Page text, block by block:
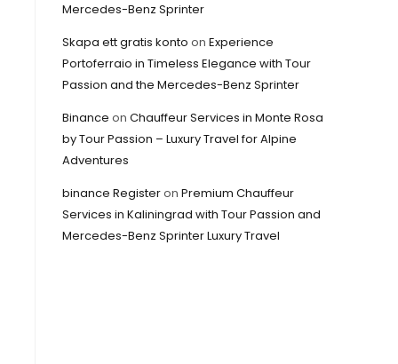
Mercedes-Benz Sprinter
Skapa ett gratis konto on Experience
Portoferraio in Timeless Elegance with Tour
Passion and the Mercedes-Benz Sprinter
Binance on Chauffeur Services in Monte Rosa
by Tour Passion – Luxury Travel for Alpine
Adventures
binance Registeron Premium Chauffeur
Services in Kaliningrad with Tour Passion and
Mercedes-Benz Sprinter Luxury Travel